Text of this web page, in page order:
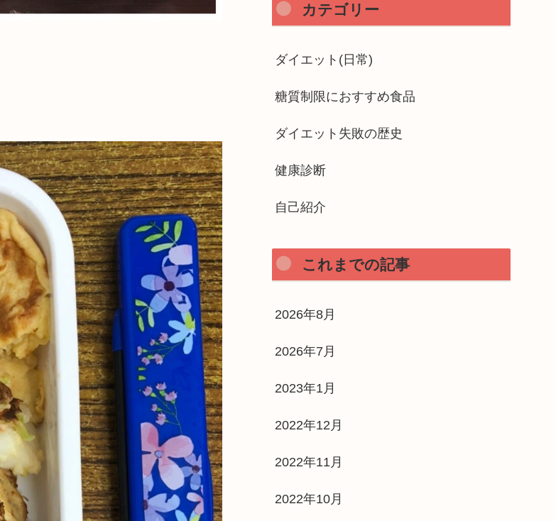
カテゴリー
ダイエット(日常)
糖質制限におすすめ食品
ダイエット失敗の歴史
健康診断
自己紹介
これまでの記事
2026年8月
2026年7月
2023年1月
2022年12月
2022年11月
2022年10月